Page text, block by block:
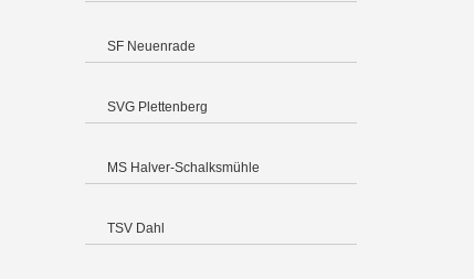
SF Neuenrade
SVG Plettenberg
MS Halver-Schalksmühle
TSV Dahl